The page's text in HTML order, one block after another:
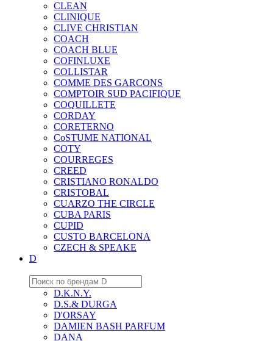
CLEAN
CLINIQUE
CLIVE CHRISTIAN
COACH
COACH BLUE
COFINLUXE
COLLISTAR
COMME DES GARCONS
COMPTOIR SUD PACIFIQUE
COQUILLETE
CORDAY
CORETERNO
CoSTUME NATIONAL
COTY
COURREGES
CREED
CRISTIANO RONALDO
CRISTOBAL
CUARZO THE CIRCLE
CUBA PARIS
CUPID
CUSTO BARCELONA
CZECH & SPEAKE
D
D.K.N.Y.
D.S.& DURGA
D'ORSAY
DAMIEN BASH PARFUM
DANA